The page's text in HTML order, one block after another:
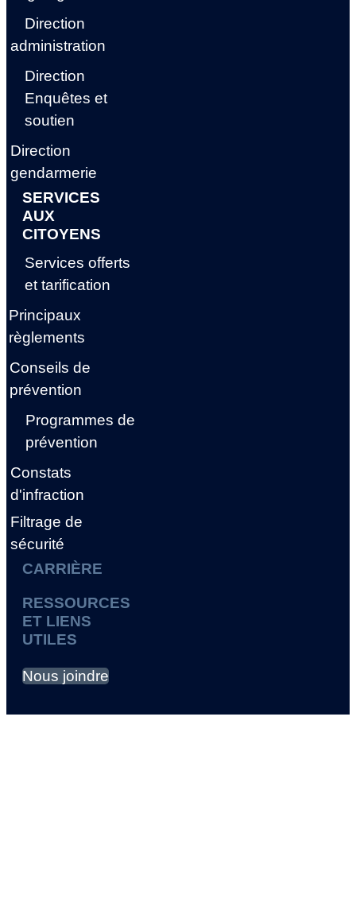
Direction
administration
Direction
Enquêtes et
soutien
Direction
gendarmerie
SERVICES
AUX
CITOYENS
Services offerts
et tarification
Principaux
règlements
Conseils de
prévention
Programmes de
prévention
Constats
d'infraction
Filtrage de
sécurité
CARRIÈRE
RESSOURCES
ET LIENS
UTILES
Nous joindre